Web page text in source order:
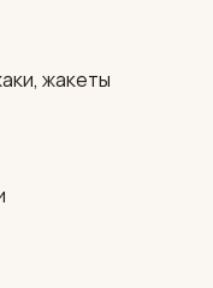
жакеты